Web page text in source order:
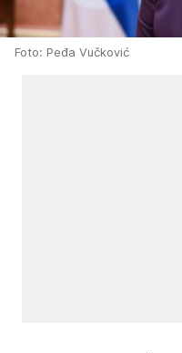
Foto: Peđa Vučković